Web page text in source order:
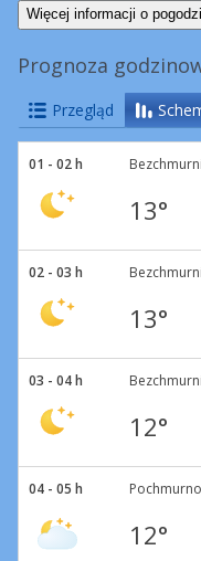
SW
4 km/h N
7
Więcej informacji o
Prognoza
Przegląd
01 - 02 h
13°
02 - 03 h
13°
03 - 04 h
12°
04 - 05 h Pochmurno
12°